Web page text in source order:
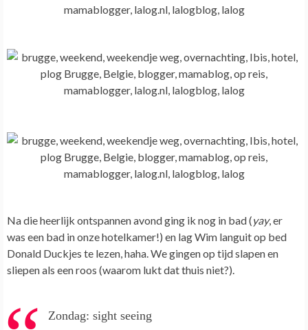
Na die heerlijk ontspannen avond ging ik nog in bad (yay, er
was een bad in onze hotelkamer!) en lag Wim languit op bed
Donald Duckjes te lezen, haha. We gingen op tijd slapen en
sliepen als een roos (waarom lukt dat thuis niet?).
Zondag: sight seeing